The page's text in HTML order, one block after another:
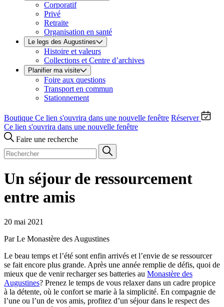
Corporatif
Privé
Retraite
Organisation en santé
Le legs des Augustines
Histoire et valeurs
Collections et Centre d’archives
Planifier ma visite
Foire aux questions
Transport en commun
Stationnement
Boutique Ce lien s'ouvrira dans une nouvelle fenêtre Réserver
Ce lien s'ouvrira dans une nouvelle fenêtre
Faire une recherche
Un séjour de ressourcement
entre amis
20 mai 2021
Par Le Monastère des Augustines
Le beau temps et l’été sont enfin arrivés et l’envie de se ressourcer
se fait encore plus grande. Après une année remplie de défis, quoi de
mieux que de venir recharger ses batteries au Monastère des
Augustines? Prenez le temps de vous relaxer dans un cadre propice
à la détente, où le confort se marie à la simplicité. En compagnie de
l’une ou l’un de vos amis, profitez d’un séjour dans le respect des